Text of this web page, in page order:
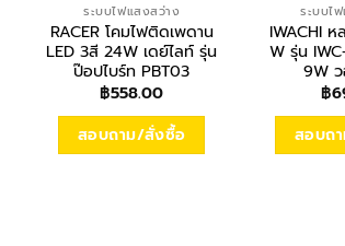
ระบบไฟแสงสว่าง
RACER โคมไฟติดเพดาน
LED 3สี 24W เดย์ไลท์ รุ่น
ป๊อปไบร์ท PBT03
฿558.00
สอบถาม/สั่งซื้อ
ระบบไ
IWACHI
W รุ่น
9W
฿
สอบถ